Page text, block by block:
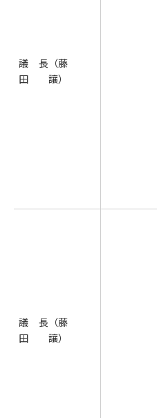
議 長（藤
田 讓）
議 長（藤
田 讓）